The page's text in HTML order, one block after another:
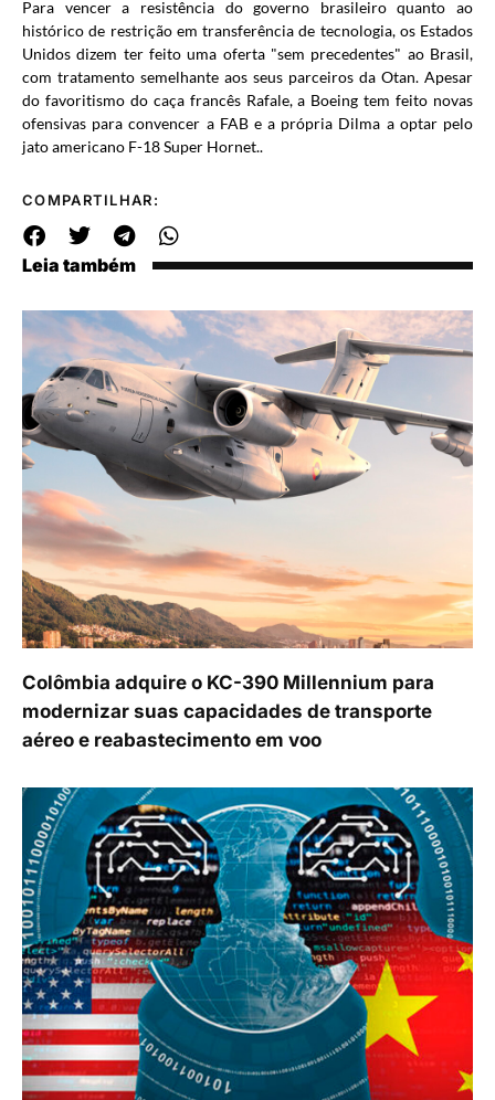
Para vencer a resistência do governo brasileiro quanto ao
histórico de restrição em transferência de tecnologia, os Estados
Unidos dizem ter feito uma oferta "sem precedentes" ao Brasil,
com tratamento semelhante aos seus parceiros da Otan. Apesar
do favoritismo do caça francês Rafale, a Boeing tem feito novas
ofensivas para convencer a FAB e a própria Dilma a optar pelo
jato americano F-18 Super Hornet..
COMPARTILHAR:
Leia também
Colômbia adquire o KC-390 Millennium para
modernizar suas capacidades de transporte
aéreo e reabastecimento em voo